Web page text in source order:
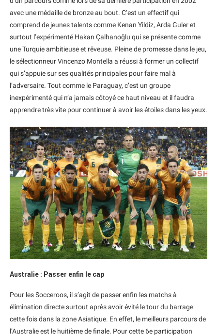
avec une médaille de bronze au bout. C’est un effectif qui
comprend de jeunes talents comme Kenan Yildiz, Arda Guler et
surtout l’expérimenté Hakan Çalhanoğlu qui se présente comme
une Turquie ambitieuse et rêveuse. Pleine de promesse dans le jeu,
le sélectionneur Vincenzo Montella a réussi à former un collectif
qui s’appuie sur ses qualités principales pour faire mal à
l’adversaire. Tout comme le Paraguay, c’est un groupe
inexpérimenté qui n’a jamais côtoyé ce haut niveau et il faudra
apprendre très vite pour continuer à avoir les étoiles dans les yeux.
Australie : Passer enfin le cap
Pour les Socceroos, il s’agit de passer enfin les matchs à
élimination directe surtout après avoir évité le tour du barrage
cette fois dans la zone Asiatique. En effet, le meilleurs parcours de
l’Australie est le huitième de finale. Pour cette 6e participation